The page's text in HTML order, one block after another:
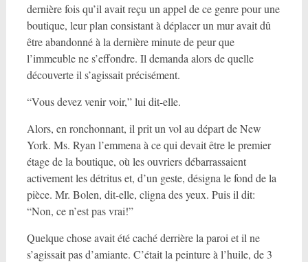
dernière fois qu’il avait reçu un appel de ce genre pour une
boutique, leur plan consistant à déplacer un mur avait dû
être abandonné à la dernière minute de peur que
l’immeuble ne s’effondre. Il demanda alors de quelle
découverte il s’agissait précisément.
“Vous devez venir voir,” lui dit-elle.
Alors, en ronchonnant, il prit un vol au départ de New
York. Ms. Ryan l’emmena à ce qui devait être le premier
étage de la boutique, où les ouvriers débarrassaient
activement les détritus et, d’un geste, désigna le fond de la
pièce. Mr. Bolen, dit-elle, cligna des yeux. Puis il dit:
“Non, ce n’est pas vrai!”
Quelque chose avait été caché derrière la paroi et il ne
s’agissait pas d’amiante. C’était la peinture à l’huile, de 3